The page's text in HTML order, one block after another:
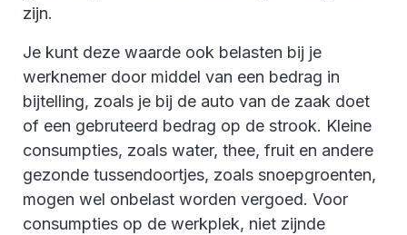
zijn.
Je kunt deze waarde ook belasten bij je
werknemer door middel van een bedrag in
bijtelling, zoals je bij de auto van de zaak doet
of een gebruteerd bedrag op de strook. Kleine
consumpties, zoals water, thee, fruit en andere
gezonde tussendoortjes, zoals snoepgroenten,
mogen wel onbelast worden vergoed. Voor
consumpties op de werkplek, niet zijnde